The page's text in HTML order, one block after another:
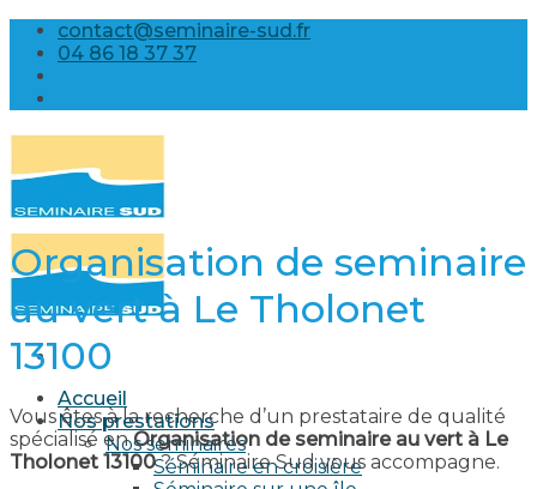
Skip
content
contact@seminaire-sud.fr
04 86 18 37 37
Accueil
Nos prestations
Nos séminaires
Séminaire en croisière
Organisation de seminaire
au vert à Le Tholonet
13100
Vous êtes à la recherche d’un prestataire de qualité
spécialisé enOrganisation de seminaire au vert à Le
Tholonet 13100? Séminaire Sud vous accompagne.